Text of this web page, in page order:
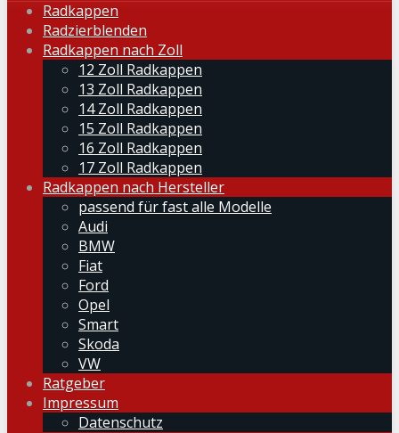
Radkappen
Radzierblenden
Radkappen nach Zoll
12 Zoll Radkappen
13 Zoll Radkappen
14 Zoll Radkappen
15 Zoll Radkappen
16 Zoll Radkappen
17 Zoll Radkappen
Radkappen nach Hersteller
passend für fast alle Modelle
Audi
BMW
Fiat
Ford
Opel
Smart
Skoda
VW
Ratgeber
Impressum
Datenschutz